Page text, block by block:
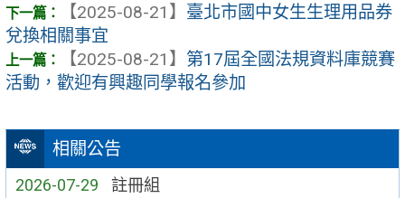
相關公告
2026-07-29 註冊組
【2025-08-21】 臺北市國中女生生理用品券
兌換相關事宜
【2025-08-21】 第17屆全國法規資料庫競賽
活動，歡迎有興趣同學報名參加